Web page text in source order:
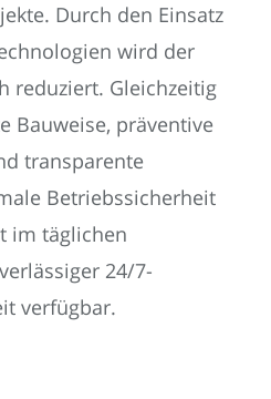
Durch den Einsatz
wird der
reduziert. Gleichzeitig
Bauweise, präventive
transparente
Betriebssicherheit
im täglichen
24/7-
verfügbar.